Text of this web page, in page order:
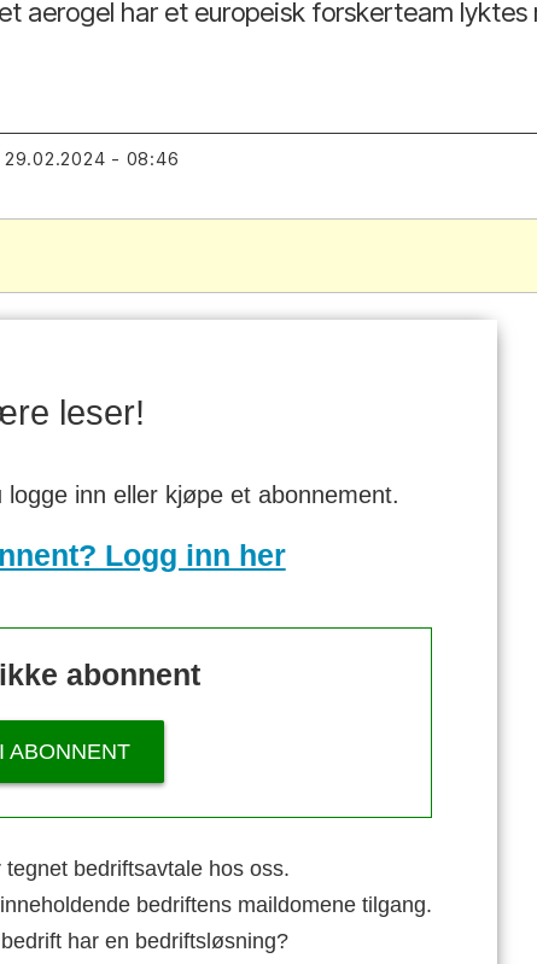
aerogel har et europeisk forskerteam
29.02.2024 - 08:46
leser!
inn eller kjøpe et abonnement.
Logg inn her
abonnent
ABONNENT
bedriftsavtale hos oss.
bedriftens maildomene tilgang.
har en bedriftsløsning?